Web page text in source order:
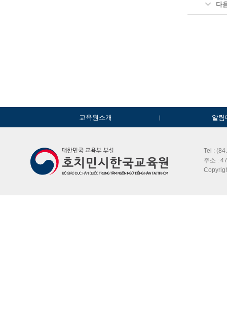
다
교육원소개 알림
Tel :
주소 :